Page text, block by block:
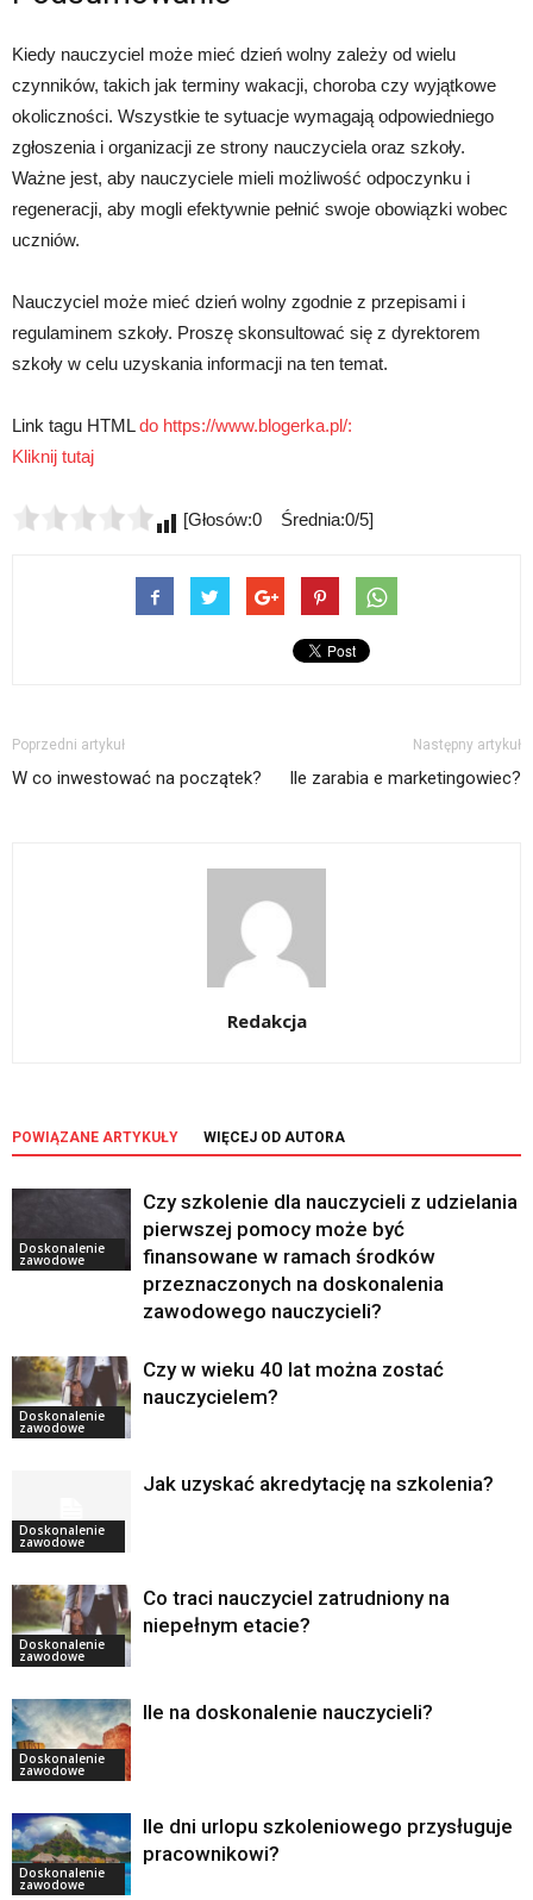
Kiedy nauczyciel może mieć dzień wolny zależy od wielu
czynników, takich jak terminy wakacji, choroba czy wyjątkowe
okoliczności. Wszystkie te sytuacje wymagają odpowiedniego
zgłoszenia i organizacji ze strony nauczyciela oraz szkoły.
Ważne jest, aby nauczyciele mieli możliwość odpoczynku i
regeneracji, aby mogli efektywnie pełnić swoje obowiązki wobec
uczniów.
Nauczyciel może mieć dzień wolny zgodnie z przepisami i
regulaminem szkoły. Proszę skonsultować się z dyrektorem
szkoły w celu uzyskania informacji na ten temat.
Link tagu HTMLdo https://www.blogerka.pl/:
Kliknij tutaj
[Głosów:0 Średnia:0/5]
Poprzedni artykuł
W co inwestować na początek?
Następny artykuł
Ile zarabia e marketingowiec?
Redakcja
POWIĄZANE ARTYKUŁY WIĘCEJ OD AUTORA
Doskonalenie
zawodowe
Czy szkolenie dla nauczycieli z udzielania
pierwszej pomocy może być
finansowane w ramach środków
przeznaczonych na doskonalenia
zawodowego nauczycieli?
Doskonalenie
zawodowe
Czy w wieku 40 lat można zostać
nauczycielem?
Doskonalenie
zawodowe
Jak uzyskać akredytację na szkolenia?
Doskonalenie
zawodowe
Co traci nauczyciel zatrudniony na
niepełnym etacie?
Doskonalenie
zawodowe
Ile na doskonalenie nauczycieli?
Doskonalenie
zawodowe
Ile dni urlopu szkoleniowego przysługuje
pracownikowi?